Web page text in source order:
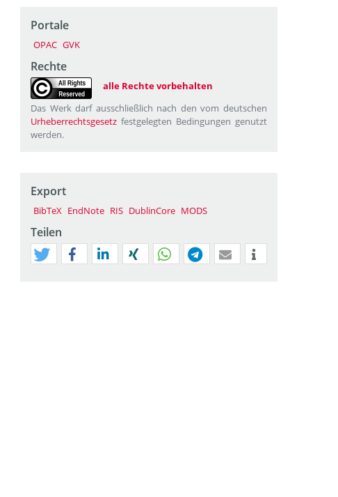
Portale
OPAC GVK
Rechte
alle Rechte vorbehalten
Das Werk darf ausschließlich nach den vom deutschen
Urheberrechtsgesetz festgelegten Bedingungen genutzt
werden.
Export
BibTeX EndNote RIS DublinCore MODS
Teilen